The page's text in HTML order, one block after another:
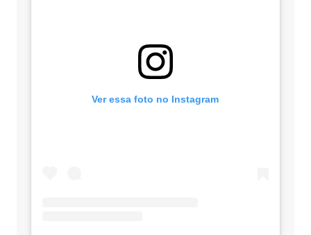
Ver essa foto no Instagram